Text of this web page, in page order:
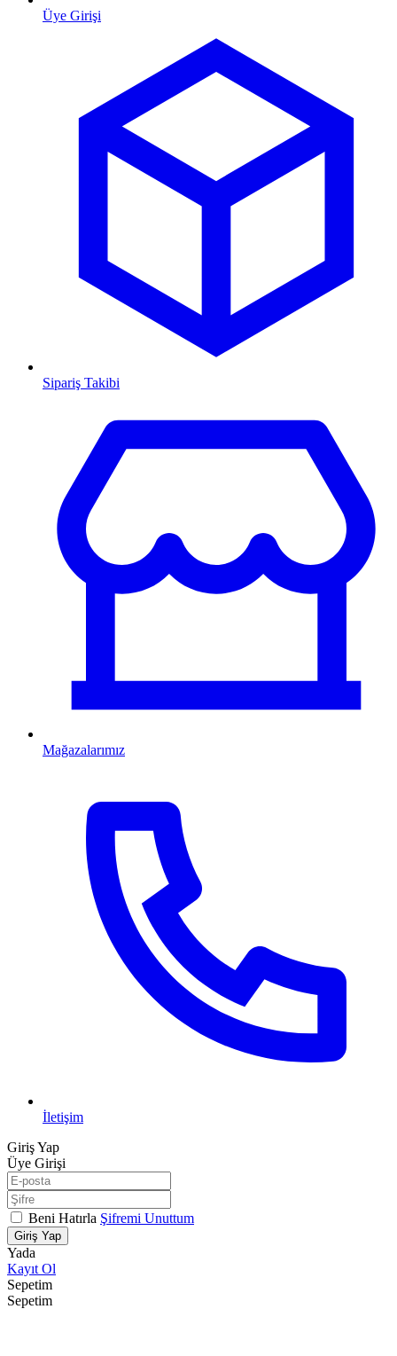
Üye Girişi
Sipariş Takibi
Mağazalarımız
İletişim
Giriş Yap
Üye Girişi
Beni Hatırla Şifremi Unuttum
Giriş Yap
Yada
Kayıt Ol
Sepetim
Sepetim